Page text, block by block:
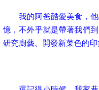
我的阿爸酷愛美食，
憶，不外乎就是帶著我們
研究廚藝、開發新菜色的印